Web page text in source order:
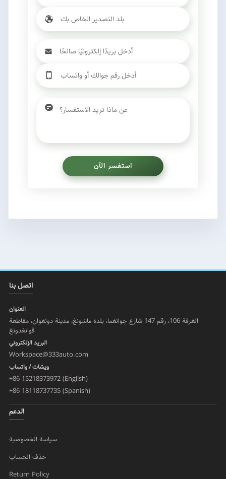
استفسر الآن
اتصل بنا
العنوان
الغرفة 106، رقم 147 شارع جوانغما، بلدة ماشونغ، مدينة دونغوان، مقاطعة
قوانغدونغ
البريد الإلكتروني
Workspace@333auto.com
ويشات / واتساب
+86 15218373972 (English)
+86 18118737735 (Spanish)
الدعم
سياسة الخصوصية
حذف الحساب
Return Policy